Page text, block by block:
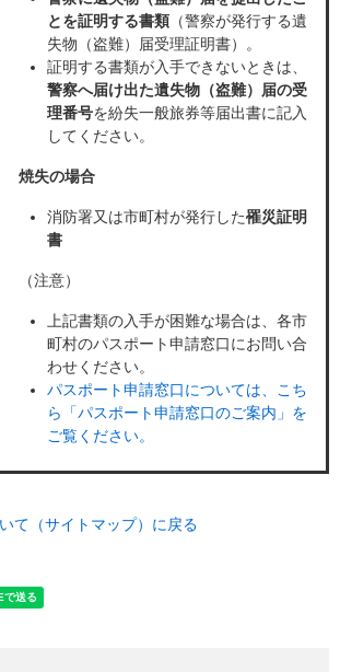
とを証明する書類 （警察が発行する遺
失物（盗難）届受理証明書）。
証明する書類が入手できないときは、
警察へ届け出た遺失物（盗難）届の受
理番号を紛失一般旅券等届出書に記入
してください。
焼失の場合
消防署又は市町村が発行した罹災証明
書
（注意）
上記書類の入手が困難な場合は、各市
町村のパスポート申請窓口にお問い合
わせください。
パスポート申請窓口については、こち
ら「パスポート申請窓口のご案内」を
ご覧ください。
て（サイトマップ）に戻る